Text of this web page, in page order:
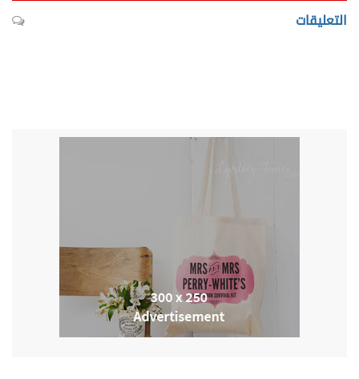
التعليقات